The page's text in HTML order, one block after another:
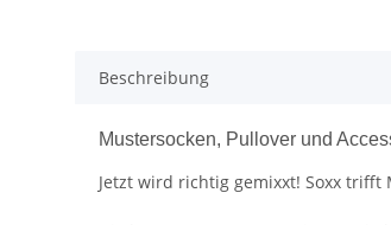
Beschreibung
Mustersocken, Pullover und
Jetzt wird richtig gemixxt! Soxx trifft